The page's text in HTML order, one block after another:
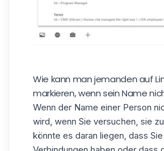
Wie kann man jemanden auf
markieren, wenn sein Name
Wenn der Name einer Person
wird, wenn Sie versuchen, sie
könnte es daran liegen, dass